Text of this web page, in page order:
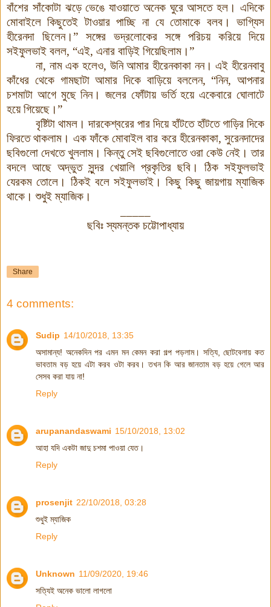
বাঁশের সাঁকোটা ঝড়ে ভেঙে যাওয়াতে অনেক ঘুরে আসতে হল । এদিকে
মোবাইলে কিছুতেই টাওয়ার পাচ্ছি না যে তোমাকে বলব।
ভাগ্যিস
হীরেনদা ছিলেন।”
সঙ্গের ভদ্রলোকের সঙ্গে পরিচয় করিয়ে
দিয়ে
সইফুলভাই বলল, “এই, এনার বাড়িই গিয়েছিলাম।”
না, নাম এক হলেও, উনি আমার হীরেনকাকা নন। এই হীরেনবাবু
কাঁধের থেকে গামছাটা আমার দিকে বাড়িয়ে বললেন, “নিন, আপনার
চশমাটা আগে মুছে নিন। জলের ফোঁটায় ভর্তি হয়ে একেবারে ঘোলাটে
হয়ে গিয়েছে ।”
বৃষ্টিটা থামল । দারকেশ্বরের পার দিয়ে হাঁটতে হাঁটতে গাড়ির দিকে
ফিরতে থাকলাম । এক ফাঁকে মোবাইল বার করে হীরেনকাকা, সুরেনদাদের
ছবিগুলো দেখতে খুললাম । কিন্তু সেই ছবিগুলোতে ওরা কেউ নেই । তার
বদলে আছে অদ্ভুত সুন্দর খেয়ালি প্রকৃতির ছবি ।
ঠিক সইফুলভাই
যেরকম তোলে । ঠিকই বলে সইফুলভাই । কিছু কিছু জায়গায় ম্যাজিক
থাকে । শুধুই ম্যাজিক ।
ছবিঃ স্যমন্তক চট্টোপাধ্যায়
Share
4 comments:
Sudip 14/10/2018, 13:35
অসামান্য! অনেকদিন পর এমন মন কেমন করা গল্প পড়লাম। সত্যি, ছোটবেলায় কত
ভাবতাম বড় হয়ে এটা করব ওটা করব। তখন কি আর জানতাম বড় হয়ে গেলে আর
সেসব করা যায় না!
Reply
arupanandaswami 15/10/2018, 13:02
আহা যদি একটা জাদু চশমা পাওয়া যেত।
Reply
prosenjit 22/10/2018, 03:28
শুধুই ম্যাজিক
Reply
Unknown 11/09/2020, 19:46
সত্যিই অনেক ভালো লাগলো